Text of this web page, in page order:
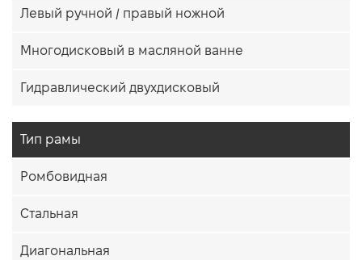
Левый ручной / правый ножной
Многодисковый в масляной ванне
Гидравлический двухдисковый
Тип рамы
Ромбовидная
Стальная
Диагональная